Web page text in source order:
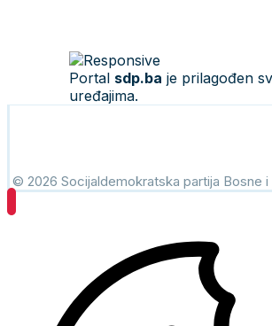
Portal sdp.ba je prilagođen
uređajima.
© 2026 Socijaldemokratska partija Bosne